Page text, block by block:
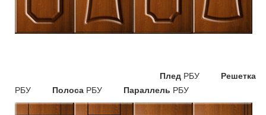
Плед РБУ Решетка
РБУ Полоса РБУ Параллель РБУ